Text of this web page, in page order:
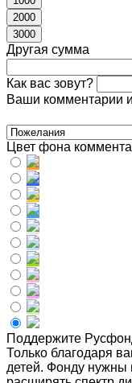
2000
3000
Другая сумма
Как вас зовут?
Ваши комментарии
Цвет фона
Поддержите
Только благодаря
детей. Фонду нужны